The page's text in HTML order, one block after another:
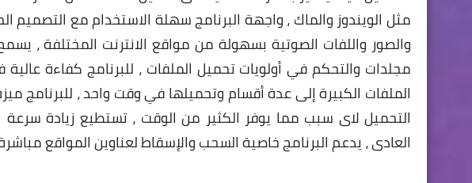
مثل الويندوز والماك ، واجهة البرنامج سهلة الاستخدام مع
والصور واللفات الصوتية بسهولة من مواقع الانترنت المختلفة ،
مجلدات والتحكم في أولويات تحميل الملفات ، للبرنامج كفاءة
الملفات الكبيرة إلى عدة أقسام وتحميلها في وقت واحد ، للبرنامج
العادى ، يدعم البرنامج خاصية السحب والإسقاط لعناوين المواقع